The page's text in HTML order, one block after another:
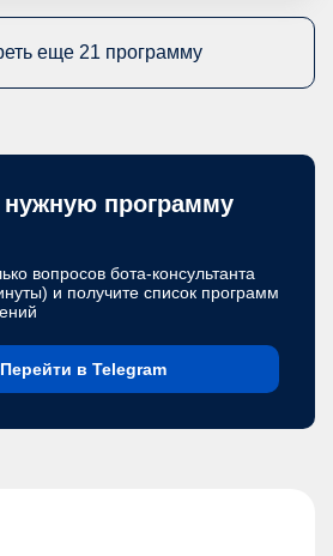
еще 21 программу
нужную программу
вопросов бота-консультанта
и получите список программ
Перейти в Telegram